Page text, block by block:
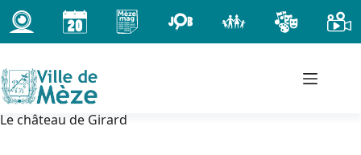
Passer
au
contenu
Le château de Girard